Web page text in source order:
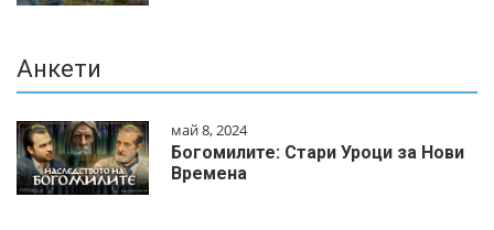
Анкети
май 8, 2024
Богомилите: Стари Уроци за Нови
Времена